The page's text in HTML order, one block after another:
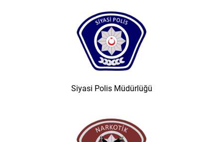
Siyasi Polis Müdürlüğü